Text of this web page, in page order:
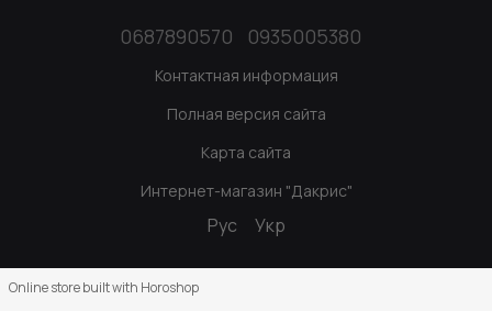
0687890570 0935005380
Контактная информация
Полная версия сайта
Карта сайта
Интернет-магазин "Дакрис"
Рус Укр
Online store built with Horoshop